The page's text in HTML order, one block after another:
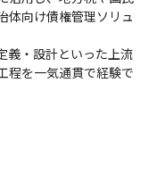
体向け債権管理ソリュ
義・設計といった上流
程を一気通貫で経験で